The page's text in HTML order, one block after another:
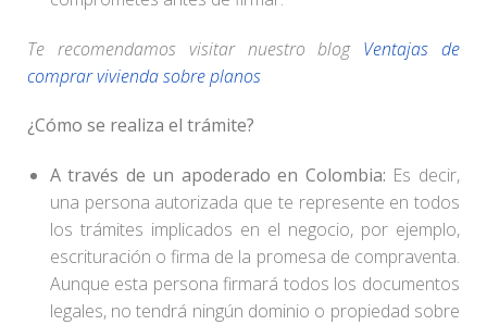
Te recomendamos visitar nuestro blog Ventajas de
comprar vivienda sobre planos
¿Cómo se realiza el trámite?
A través de un apoderado en Colombia: Es decir,
una persona autorizada que te represente en todos
los trámites implicados en el negocio, por ejemplo,
escrituración o firma de la promesa de compraventa.
Aunque esta persona firmará todos los documentos
legales, no tendrá ningún dominio o propiedad sobre